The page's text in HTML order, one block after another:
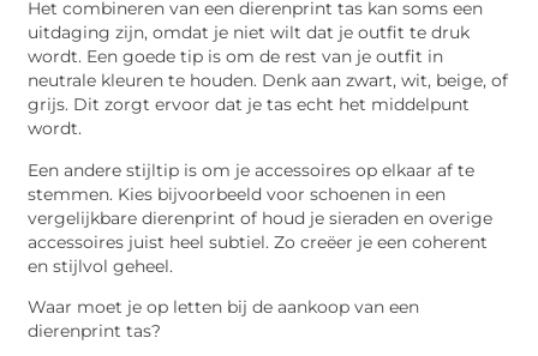
Het combineren van een dierenprint tas kan soms een
uitdaging zijn, omdat je niet wilt dat je outfit te druk
wordt. Een goede tip is om de rest van je outfit in
neutrale kleuren te houden. Denk aan zwart, wit, beige, of
grijs. Dit zorgt ervoor dat je tas echt het middelpunt
wordt.
Een andere stijltip is om je accessoires op elkaar af te
stemmen. Kies bijvoorbeeld voor schoenen in een
vergelijkbare dierenprint of houd je sieraden en overige
accessoires juist heel subtiel. Zo creëer je een coherent
en stijlvol geheel.
Waar moet je op letten bij de aankoop van een
dierenprint tas?